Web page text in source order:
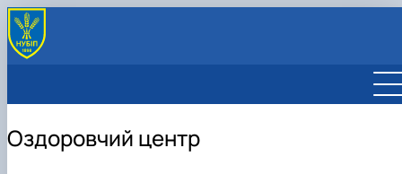
Оздоровчий центр